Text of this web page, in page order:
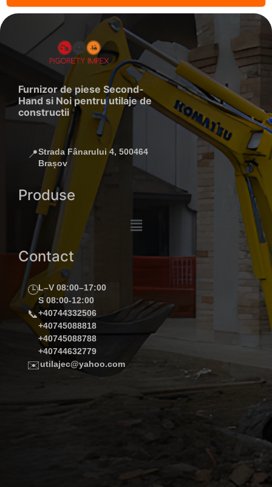
Furnizor de piese Second-
Hand si Noi pentru utilaje de
constructii
📍Strada Fânarului 4, 500464
Brașov
Produse
Contact
🕒L–V 08:00–17:00
S 08:00-12:00
📞+40744332506
+40745088818
+40745088788
+40744632779
✉️utilajec@yahoo.com